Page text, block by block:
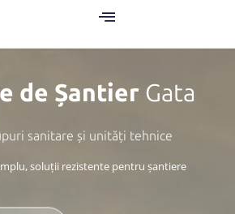
personalizate, durabile și eficiente.
de Șantier Gata
sanitare și unități tehnice
soluții rezistente pentru șantiere
ideilor tale, cu design adaptat.